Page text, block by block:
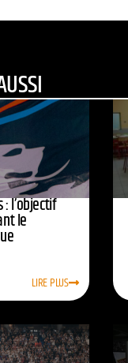
l’objectif
le
LIRE PLUS